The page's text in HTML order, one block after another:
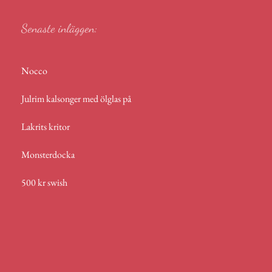
Senaste inläggen:
Nocco
Julrim kalsonger med ölglas på
Lakrits kritor
Monsterdocka
500 kr swish